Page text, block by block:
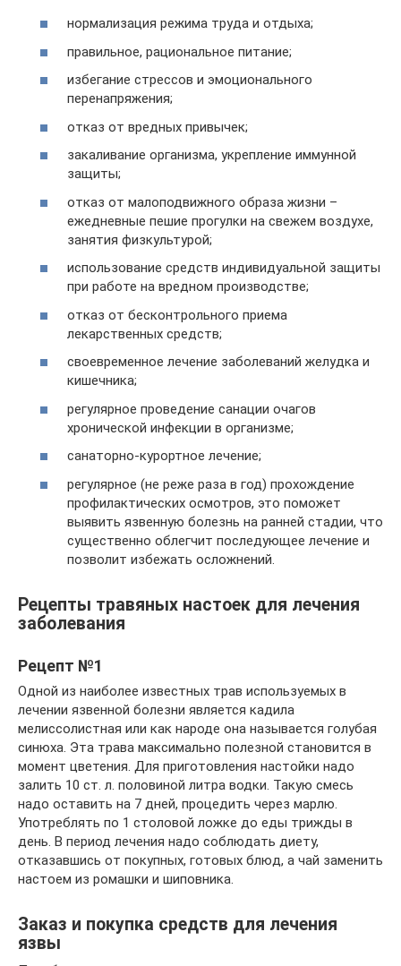
нормализация режима труда и отдыха;
правильное, рациональное питание;
избегание стрессов и эмоционального
перенапряжения;
отказ от вредных привычек;
закаливание организма, укрепление иммунной
защиты;
отказ от малоподвижного образа жизни –
ежедневные пешие прогулки на свежем воздухе,
занятия физкультурой;
использование средств индивидуальной защиты
при работе на вредном производстве;
отказ от бесконтрольного приема
лекарственных средств;
своевременное лечение заболеваний желудка и
кишечника;
регулярное проведение санации очагов
хронической инфекции в организме;
санаторно-курортное лечение;
регулярное (не реже раза в год) прохождение
профилактических осмотров, это поможет
выявить язвенную болезнь на ранней стадии, что
существенно облегчит последующее лечение и
позволит избежать осложнений.
Рецепты травяных настоек для лечения
заболевания
Рецепт №1
Одной из наиболее известных трав используемых в
лечении язвенной болезни является кадила
мелиссолистная или как народе она называется голубая
синюха. Эта трава максимально полезной становится в
момент цветения. Для приготовления настойки надо
залить 10 ст. л. половиной литра водки. Такую смесь
надо оставить на 7 дней, процедить через марлю.
Употреблять по 1 столовой ложке до еды трижды в
день. В период лечения надо соблюдать диету,
отказавшись от покупных, готовых блюд, а чай заменить
настоем из ромашки и шиповника.
Заказ и покупка средств для лечения
язвы